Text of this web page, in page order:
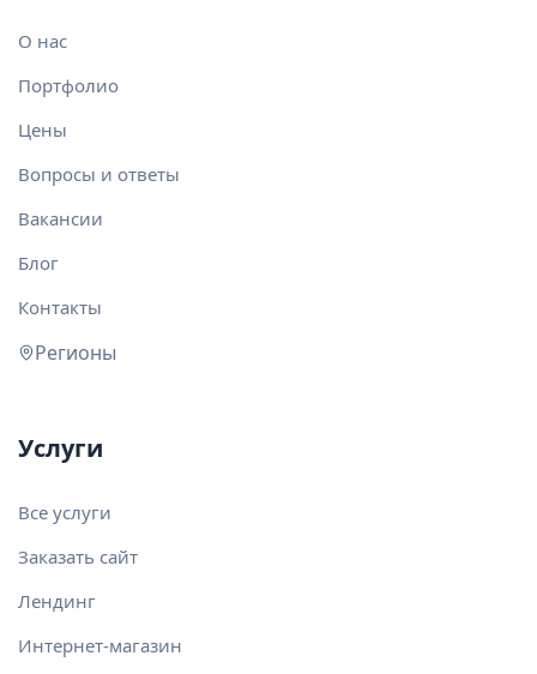
О нас
Портфолио
Цены
Вопросы и ответы
Вакансии
Блог
Контакты
Регионы
Услуги
Все услуги
Заказать сайт
Лендинг
Интернет-магазин